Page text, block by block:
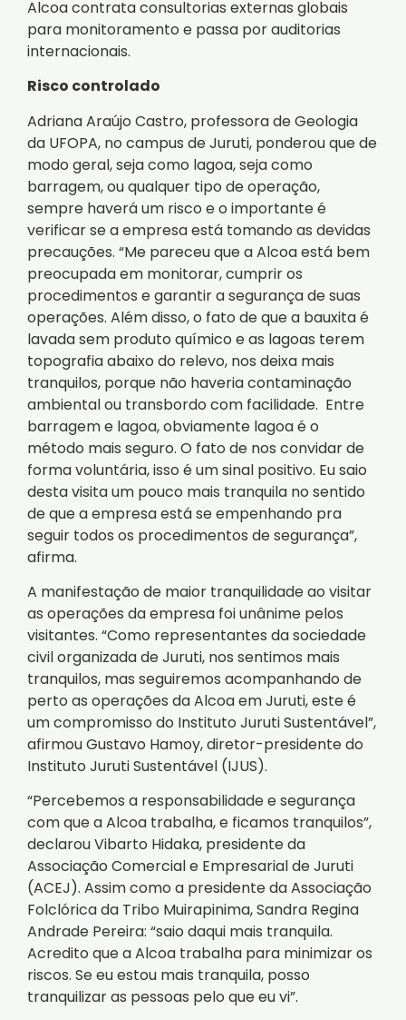
Alcoa contrata consultorias externas globais
para monitoramento e passa por auditorias
internacionais.
Risco controlado
Adriana Araújo Castro, professora de Geologia
da UFOPA, no campus de Juruti, ponderou que de
modo geral, seja como lagoa, seja como
barragem, ou qualquer tipo de operação,
sempre haverá um risco e o importante é
verificar se a empresa está tomando as devidas
precauções. “Me pareceu que a Alcoa está bem
preocupada em monitorar, cumprir os
procedimentos e garantir a segurança de suas
operações. Além disso, o fato de que a bauxita é
lavada sem produto químico e as lagoas terem
topografia abaixo do relevo, nos deixa mais
tranquilos, porque não haveria contaminação
ambiental ou transbordo com facilidade. Entre
barragem e lagoa, obviamente lagoa é o
método mais seguro. O fato de nos convidar de
forma voluntária, isso é um sinal positivo. Eu saio
desta visita um pouco mais tranquila no sentido
de que a empresa está se empenhando pra
seguir todos os procedimentos de segurança”,
afirma.
A manifestação de maior tranquilidade ao visitar
as operações da empresa foi unânime pelos
visitantes. “Como representantes da sociedade
civil organizada de Juruti, nos sentimos mais
tranquilos, mas seguiremos acompanhando de
perto as operações da Alcoa em Juruti, este é
um compromisso do Instituto Juruti Sustentável”,
afirmou Gustavo Hamoy, diretor-presidente do
Instituto Juruti Sustentável (IJUS).
“Percebemos a responsabilidade e segurança
com que a Alcoa trabalha, e ficamos tranquilos”,
declarou Vibarto Hidaka, presidente da
Associação Comercial e Empresarial de Juruti
(ACEJ). Assim como a presidente da Associação
Folclórica da Tribo Muirapinima, Sandra Regina
Andrade Pereira: “saio daqui mais tranquila.
Acredito que a Alcoa trabalha para minimizar os
riscos. Se eu estou mais tranquila, posso
tranquilizar as pessoas pelo que eu vi”.